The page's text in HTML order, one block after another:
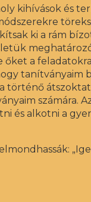
kihívások és
ki a rám
a
tanítványaim
történő
számára.
és alkotni a